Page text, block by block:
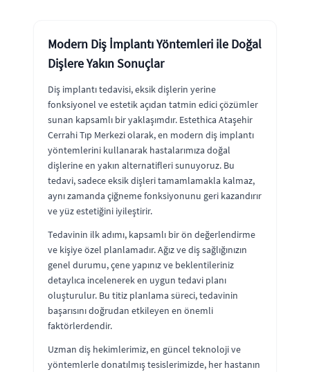
Modern Diş İmplantı Yöntemleri ile Doğal
Dişlere Yakın Sonuçlar
Diş implantı tedavisi, eksik dişlerin yerine
fonksiyonel ve estetik açıdan tatmin edici çözümler
sunan kapsamlı bir yaklaşımdır. Estethica Ataşehir
Cerrahi Tıp Merkezi olarak, en modern diş implantı
yöntemlerini kullanarak hastalarımıza doğal
dişlerine en yakın alternatifleri sunuyoruz. Bu
tedavi, sadece eksik dişleri tamamlamakla kalmaz,
aynı zamanda çiğneme fonksiyonunu geri kazandırır
ve yüz estetiğini iyileştirir.
Tedavinin ilk adımı, kapsamlı bir ön değerlendirme
ve kişiye özel planlamadır. Ağız ve diş sağlığınızın
genel durumu, çene yapınız ve beklentileriniz
detaylıca incelenerek en uygun tedavi planı
oluşturulur. Bu titiz planlama süreci, tedavinin
başarısını doğrudan etkileyen en önemli
faktörlerdendir.
Uzman diş hekimlerimiz, en güncel teknoloji ve
yöntemlerle donatılmış tesislerimizde, her hastanın